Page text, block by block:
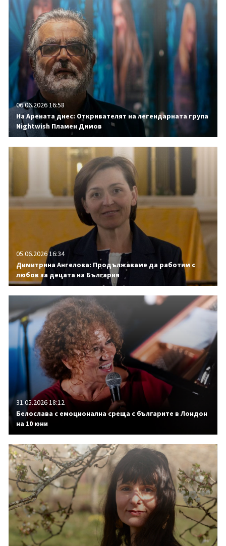
06.06.2026 16:58
На Арената днес: Откривателят на легендарната група
Nightwish Пламен Димов
05.06.2026 16:34
Димитрина Ангелова: Продължаваме да работим с
любов за децата на България
31.05.2026 18:12
Белослава с емоционална среща с българите в Лондон
на 10 юни